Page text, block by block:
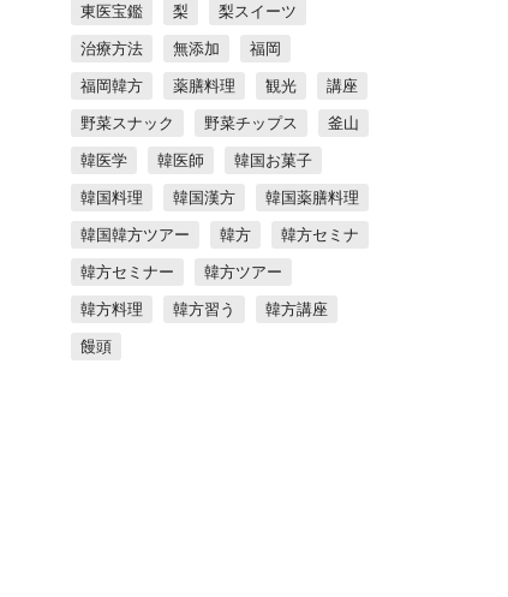
東医宝鑑
梨
梨スイーツ
治療方法
無添加
福岡
福岡韓方
薬膳料理 観光
講座
野菜スナック
野菜チップス
釜山
韓医学
韓医師
韓国お菓子
韓国料理
韓国漢方
韓国薬膳料理
韓国韓方ツアー
韓方
韓方セミナ
韓方セミナー
韓方ツアー
韓方料理
韓方習う
韓方講座
饅頭